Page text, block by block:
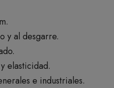
y al desgarre.
elasticidad.
e industriales.